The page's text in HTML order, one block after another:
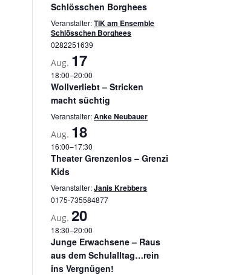
Schlösschen Borghees
Veranstalter:TIK am Ensemble
Schlösschen Borghees
0282251639
Aug. 17
18:00–20:00
Wollverliebt – Stricken
macht süchtig
Veranstalter:Anke Neubauer
Aug. 18
16:00–17:30
Theater Grenzenlos – Grenzi
Kids
Veranstalter:Janis Krebbers
0175-735584877
Aug.20
18:30–20:00
Junge Erwachsene – Raus
aus dem Schulalltag…rein
ins Vergnügen!